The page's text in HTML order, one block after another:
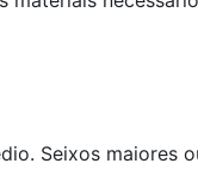
Seixos maiores